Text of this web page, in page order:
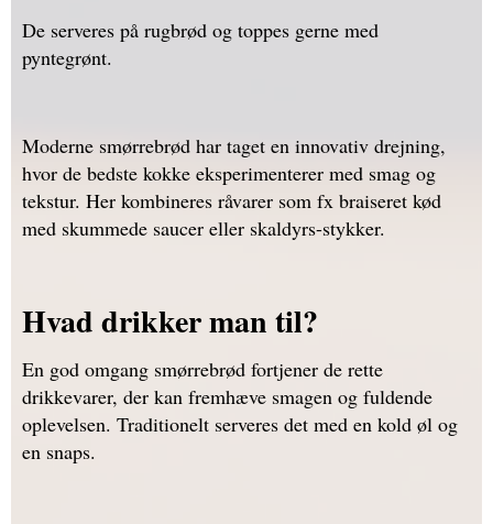
De serveres på rugbrød og toppes gerne med
pyntegrønt.
Moderne smørrebrød har taget en innovativ drejning,
hvor de bedste kokke eksperimenterer med smag og
tekstur. Her kombineres råvarer som fx braiseret kød
med skummede saucer eller skaldyrs-stykker.
Hvad drikker man til?
En god omgang smørrebrød fortjener de rette
drikkevarer, der kan fremhæve smagen og fuldende
oplevelsen. Traditionelt serveres det med en kold øl og
en snaps.